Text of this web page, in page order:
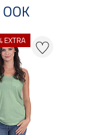
EXTRA